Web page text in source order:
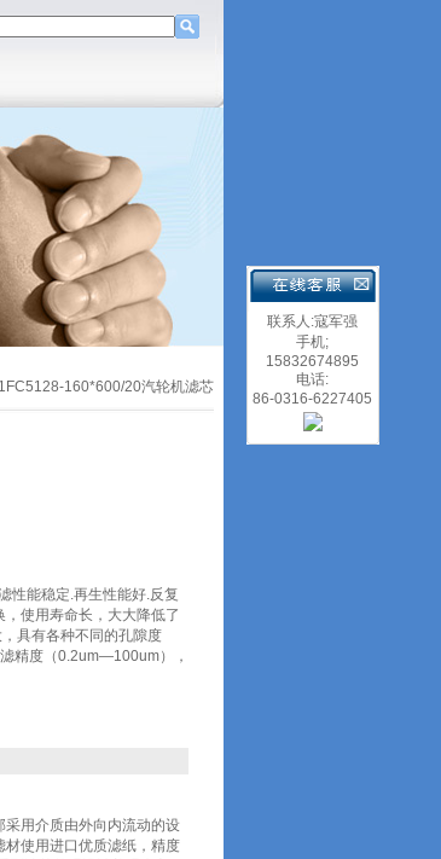
160*600/20汽轮机滤芯
性能稳定.再生性能好.反复
使用寿命长，大大降低了
具有各种不同的孔隙度
精度（0.2um—100um），
用介质由外向内流动的设
使用进口优质滤纸，精度
联系人:寇军强
手机;
15832674895
电话:
86-0316-6227405